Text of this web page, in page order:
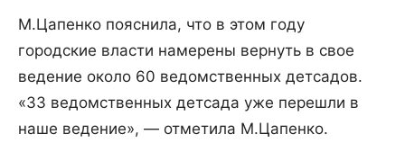
М.Цапенко пояснила, что в этом году
городские власти намерены вернуть в свое
ведение около 60 ведомственных детсадов.
«33 ведомственных детсада уже перешли в
наше ведение», — отметила М.Цапенко.